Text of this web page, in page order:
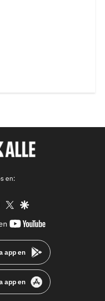
en:
instagram
twittergoogle
youtube-
app en
app en